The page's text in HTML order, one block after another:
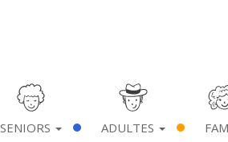
SENIORS ADULTES